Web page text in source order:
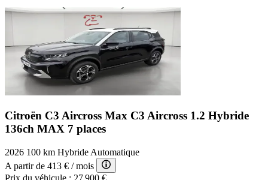
Citroën C3 Aircross Max C3 Aircross 1.2 Hybride
136ch MAX 7 places
2026 100 km Hybride Automatique
A partir de 413 € / mois
Prix du véhicule : 27 900 €